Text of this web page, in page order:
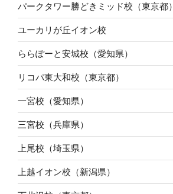
パークタワー勝どきミッド校（東京都）
ユーカリが丘イオン校
ららぽーと安城校（愛知県）
リコパ東大和校（東京都）
一宮校（愛知県）
三宮校（兵庫県）
上尾校（埼玉県）
上越イオン校（新潟県）